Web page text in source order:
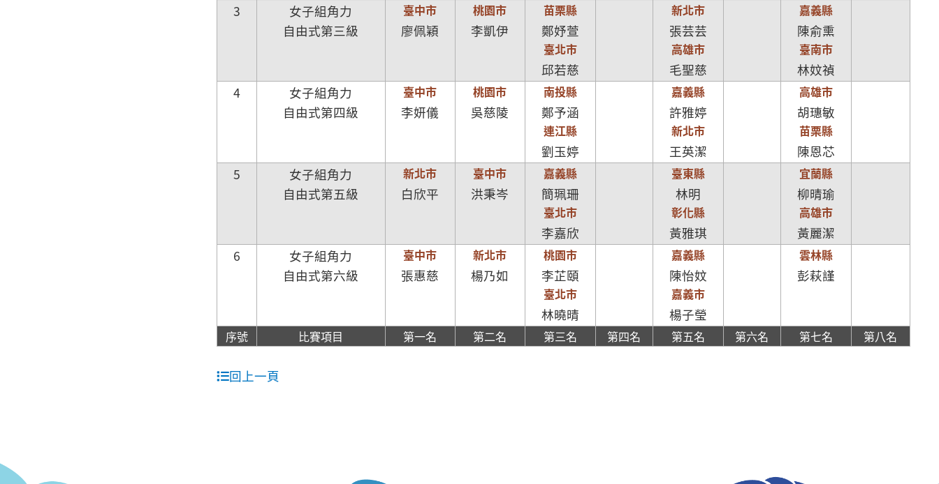
3
女子組角力
自由式第三級
臺中市
廖佩穎
桃園市
李凱伊
苗栗縣
鄭妤萱
臺北市
邱若慈
新北市
張芸芸
高雄市
毛聖慈
嘉義縣
陳俞熏
臺南市
林妏禎
4
女子組角力
自由式第四級
臺中市
李妍儀
桃園市
吳慈陵
南投縣
鄭予涵
連江縣
劉玉婷
嘉義縣
許雅婷
新北市
王英潔
高雄市
胡璤敏
苗栗縣
陳恩芯
5
女子組角力
自由式第五級
新北市
白欣平
臺中市
洪秉岑
嘉義縣
簡珮珊
臺北市
李嘉欣
臺東縣
林明
彰化縣
黃雅琪
宜蘭縣
柳晴瑜
高雄市
黃麗潔
6
女子組角力
自由式第六級
臺中市
張惠慈
新北市
楊乃如
桃園市
李芷頤
臺北市
林曉晴
嘉義縣
陳怡妏
嘉義市
楊子瑩
雲林縣
彭萩謹
序號 比賽項目 第一名 第二名 第三名 第四名 第五名 第六名 第七名 第八名
回上一頁